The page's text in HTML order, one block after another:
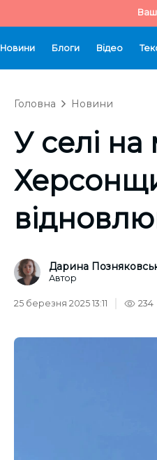
Ваш
Новини Блоги Відео
Головна Новини
У селі
Дарина
Автор
25 березня 2025 13:11 234